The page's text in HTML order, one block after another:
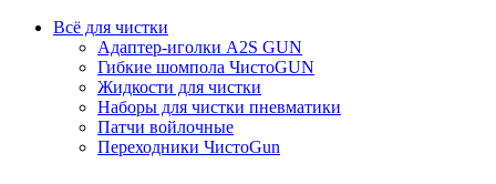
Всё для чистки
Адаптер-иголки A2S GUN
Гибкие шомпола ЧистоGUN
Жидкости для чистки
Наборы для чистки пневматики
Патчи войлочные
Переходники ЧистоGun